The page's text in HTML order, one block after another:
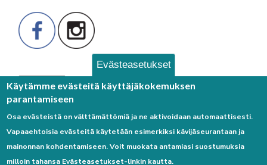
Palaute
Evästeasetukset
Käytämme evästeitä käyttäjäkokemuksen
parantamiseen
Osa evästeistä on välttämättömiä ja ne aktivoidaan automaattisesti.
Vapaaehtoisia evästeitä käytetään esimerkiksi kävijäseurantaan ja
mainonnan kohdentamiseen. Voit muokata antamiasi suostumuksia
milloin tahansa Evästeasetukset-linkin kautta.